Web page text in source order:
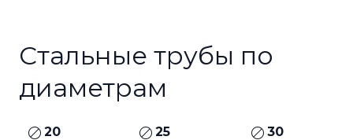
Стальные трубы по
диаметрам
20 25 30